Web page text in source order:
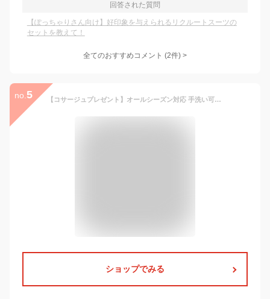
回答された質問
【ぽっちゃりさん向け】好印象を与えられるリクルートスーツの
セットを教えて！
全てのおすすめコメント (2件) >
no. 5 【コサージュプレゼント】オールシーズン対応 手洗い可能 ジャケット スカート 美脚パンツ 3点 小さいサイズ 7号 9号 11号 13号 大きいサイズ 15号 17号 19号 卒業式 卒園式スーツ 入園式 入学式 就活 面接 オフィス 通勤 送料無料 即納
ショップでみる